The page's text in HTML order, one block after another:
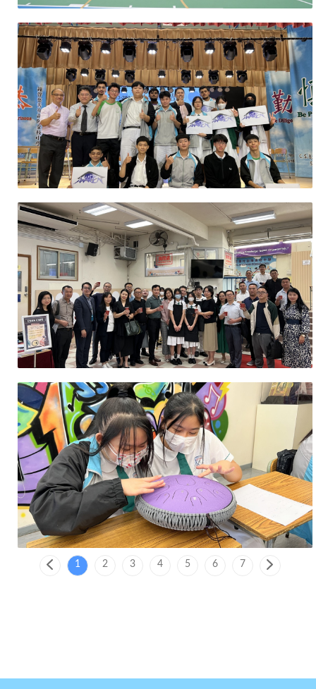
1 2 3 4 5 6 7